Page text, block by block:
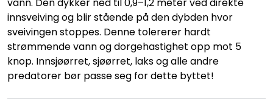
innsveiving og blir stående på den dybden hvor
sveivingen stoppes. Denne tolererer hardt
strømmende vann og dorgehastighet opp mot 5
knop. Innsjøørret, sjøørret, laks og alle andre
predatorer bør passe seg for dette byttet!